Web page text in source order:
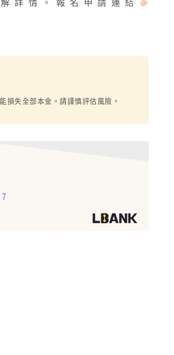
詳情。報名申請連結
損失全部本金。請謹慎評估風險。